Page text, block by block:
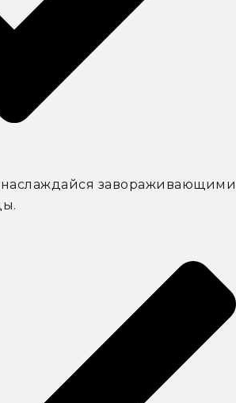
завораживающими